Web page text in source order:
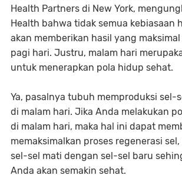
Health Partners di New York,
Health bahwa tidak semua kebiasaan
akan memberikan hasil yang
pagi hari. Justru, malam hari
untuk menerapkan pola hidup sehat.
Ya, pasalnya tubuh memproduksi sel-
di malam hari. Jika Anda melakukan
di malam hari, maka hal ini dapat
memaksimalkan proses regenerasi
sel-sel mati dengan sel-sel baru
Anda akan semakin sehat.